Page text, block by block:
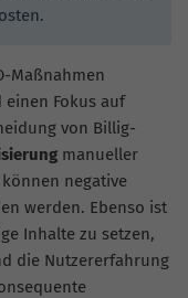
Maßnahmen
Fokus auf
von Billig-
manueller
negative
werden. Ebenso ist
Inhalte zu setzen,
die Nutzererfahrung